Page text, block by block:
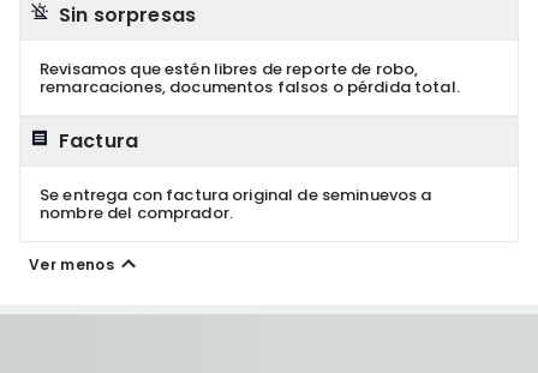
Sin sorpresas
Revisamos que estén libres de reporte de robo,
remarcaciones, documentos falsos o pérdida total.
Factura
Se entrega con factura original de seminuevos a
nombre del comprador.
Ver menos